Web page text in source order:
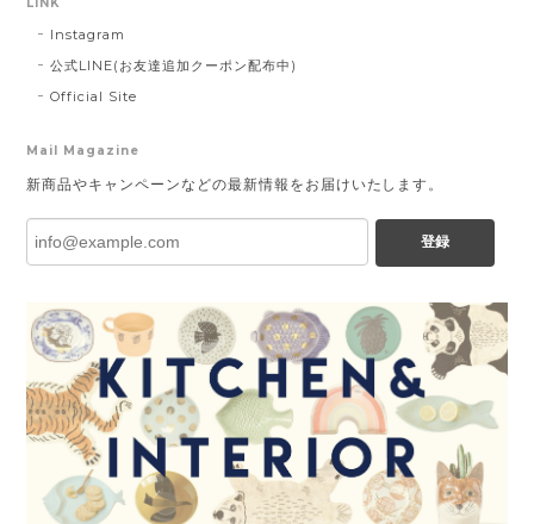
Instagram
公式LINE(お友達追加クーポン配布中)
Official Site
Mail Magazine
新商品やキャンペーンなどの最新情報をお届けいたします。
登録